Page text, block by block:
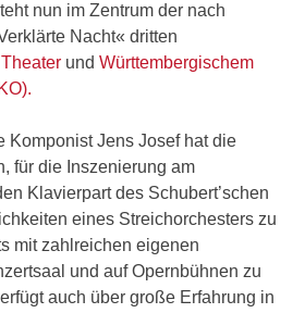
nun im Zentrum der nach
Nacht« dritten
Theater und Württembergischem
Komponist Jens Josef hat die
für die Inszenierung am
Klavierpart des Schubert’schen
eines Streichorchesters zu
mit zahlreichen eigenen
und auf Opernbühnen zu
auch über große Erfahrung in